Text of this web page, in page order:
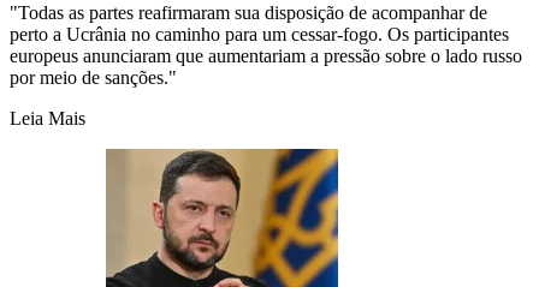
"Todas as partes reafirmaram sua disposição de acompanhar de
perto a Ucrânia no caminho para um cessar-fogo. Os participantes
europeus anunciaram que aumentariam a pressão sobre o lado russo
por meio de sanções."
Leia Mais